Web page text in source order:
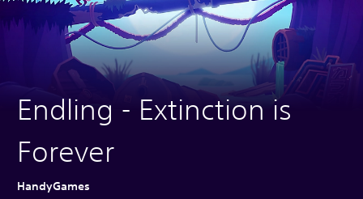
Endling - Extinction is
Forever
HandyGames